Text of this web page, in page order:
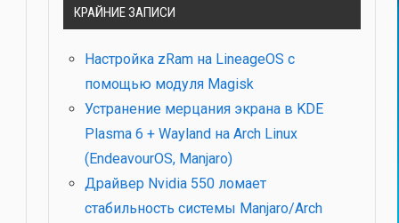
КРАЙНИЕ ЗАПИСИ
Настройка zRam на LineageOS с
помощью модуля Magisk
Устранение мерцания экрана в KDE
Plasma 6 + Wayland на Arch Linux
(EndeavourOS, Manjaro)
Драйвер Nvidia 550 ломает
стабильность системы Manjaro/Arch